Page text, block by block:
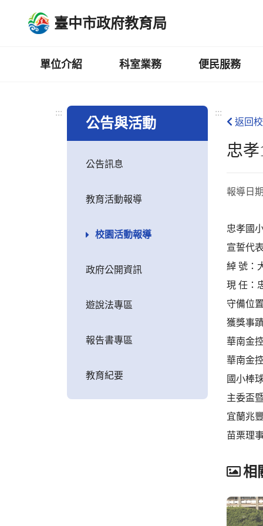
臺中市政府教育局
單位介紹 科室業務 便民服務
:::
公告與活動
公告訊息
教育活動報導
校園活動報導
政府公開資訊
遊說法專區
報告書專區
教育紀要
:::
返回
忠
報導日
忠孝國
宣誓代
綽 號：
現 任：
守備位
獲獎事
華南金
華南金
國小棒
主委盃
宜蘭兆
苗栗理
相